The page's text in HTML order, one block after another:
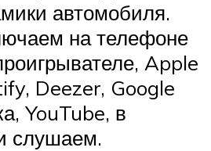
автомобиля.
на телефоне
Apple
Deezer, Google
YouTube, в
слушаем.